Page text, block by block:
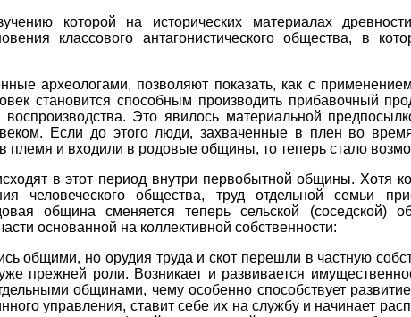
которой на исторических материалах
классового антагонистического общества, в
археологами, позволяют показать, как с
становится способным производить прибавочный
Это явилось материальной
Если до этого люди, захваченные в плен во
племя и входили в родовые общины, то теперь стало
в этот период внутри первобытной общины. Хотя
человеческого общества, труд отдельной семьи
община сменяется теперь сельской
основанной на коллективной собственности:
общими, но орудия труда и скот перешли в частную
прежней роли. Возникает и развивается
общинами, чему особенно способствует
управления, ставит себе их на службу и начинает